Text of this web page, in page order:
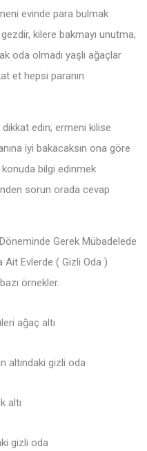
evinde para bulmak
kilere bakmayı unutma,
oda olmadı yaşlı ağaçlar
et hepsi paranın
edin; ermeni kilise
iyi bakacaksın ona göre
bilgi edinmek
sorun orada cevap
Gerek Mübadelede
Evlerde ( Gizli Oda )
örnekler.